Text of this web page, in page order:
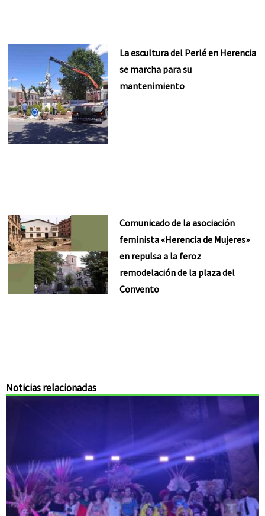
La escultura del Perlé en Herencia
se marcha para su
mantenimiento
Comunicado de la asociación
feminista «Herencia de Mujeres»
en repulsa a la feroz
remodelación de la plaza del
Convento
Noticias relacionadas